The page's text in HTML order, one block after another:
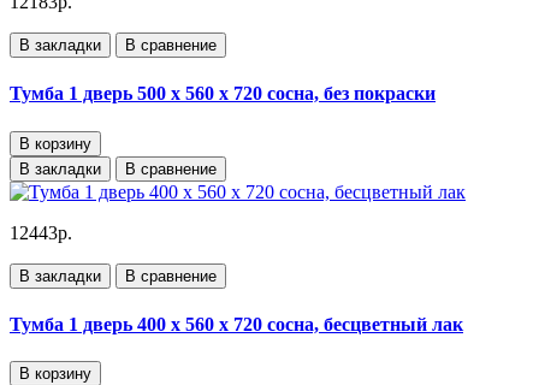
В закладки В сравнение
Тумба 1 дверь 500 х 560 х 720 сосна, без покраски
В корзину
В закладки
В сравнение
12443р.
В закладки В сравнение
Тумба 1 дверь 400 х 560 х 720 сосна, бесцветный лак
В корзину